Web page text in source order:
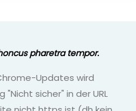
pharetra tempor.
Updates wird
sicher" in der URL